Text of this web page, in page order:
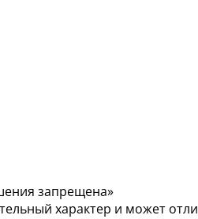
запрещена»
характер и может